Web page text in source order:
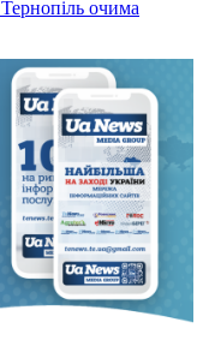
Тернопіль очима